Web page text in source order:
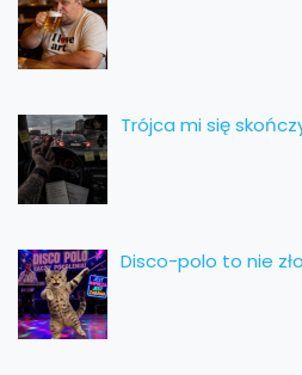
Trójca mi się
Disco-polo to nie zło